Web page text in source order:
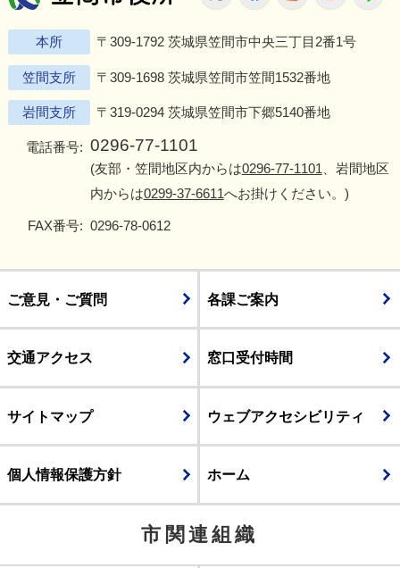
本所 〒309-1792 茨城県笠間市中央三丁目2番1号
笠間支所 〒309-1698 茨城県笠間市笠間1532番地
岩間支所 〒319-0294 茨城県笠間市下郷5140番地
電話番号: 0296-77-1101
(友部・笠間地区内からは0296-77-1101 、岩間地区
内からは0299-37-6611へお掛けください。)
FAX番号: 0296-78-0612
ご意見・ご質問 各課ご案内
交通アクセス 窓口受付時間
サイトマップ ウェブアクセシビリティ
個人情報保護方針 ホーム
市関連組織